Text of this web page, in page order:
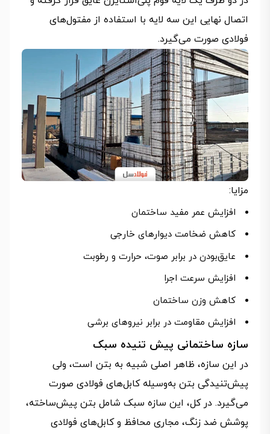
اتصال نهایی این سه لایه با استفاده از مفتول‌های
فولادی صورت می‌گیرد.
مزایا:
افزایش عمر مفید ساختمان
کاهش ضخامت دیوارهای خارجی
عایق‌بودن در برابر صوت، حرارت و رطوبت
افزایش سرعت اجرا
کاهش وزن ساختمان
افزایش مقاومت در برابر نیروهای برشی
سازه ساختمانی پیش تنیده سبک
در این سازه، ظاهر اصلی شبیه به بتن است، ولی
پیش‌تنیدگی بتن به‌وسیله کابل‌های فولادی صورت
می‌گیرد. در کل، این سازه سبک شامل بتن پیش‌ساخته،
پوشش ضد زنگ، مجاری محافظ و کابل‌های فولادی